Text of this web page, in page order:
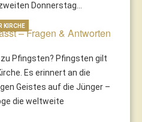
Donnerstag…
– Fragen & Antworten
Pfingsten? Pfingsten gilt
Es erinnert an die
Geistes auf die Jünger –
die weltweite
KIRCHE